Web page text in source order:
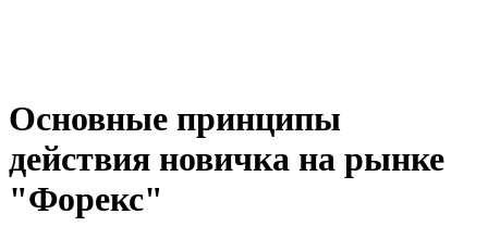
Основные принципы
действия новичка на рынке
"Форекс"